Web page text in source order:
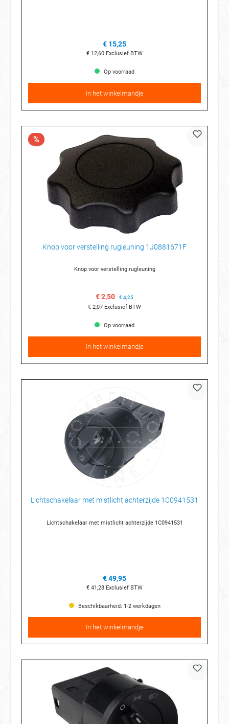
€ 15,25
€ 12,60 Exclusief BTW
Op voorraad
In het winkelmandje
%
Knop voor verstelling rugleuning 1J0881671F
Knop voor verstelling rugleuning
€ 2,50 € 4,25
€ 2,07 Exclusief BTW
Op voorraad
In het winkelmandje
Lichtschakelaar met mistlicht achterzijde 1C0941531
Lichtschakelaar met mistlicht achterzijde 1C0941531
€ 49,95
€ 41,28 Exclusief BTW
Beschikbaarheid: 1-2 werkdagen
In het winkelmandje